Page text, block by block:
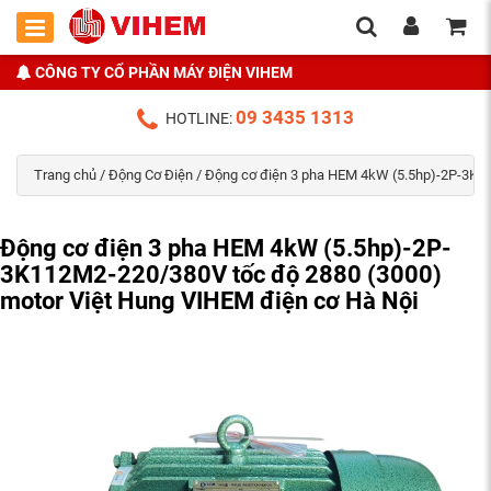
CÔNG TY CỔ PHẦN MÁY ĐIỆN VIHEM
HOTLINE:09 3435 1313
Trang chủ / Động Cơ Điện / Động cơ điện 3 pha HEM 4kW (5.5hp)-2P-
Động cơ điện 3 pha HEM 4kW (5.5hp)-2P-
3K112M2-220/380V tốc độ 2880 (3000)
motor Việt Hung VIHEM điện cơ Hà Nội